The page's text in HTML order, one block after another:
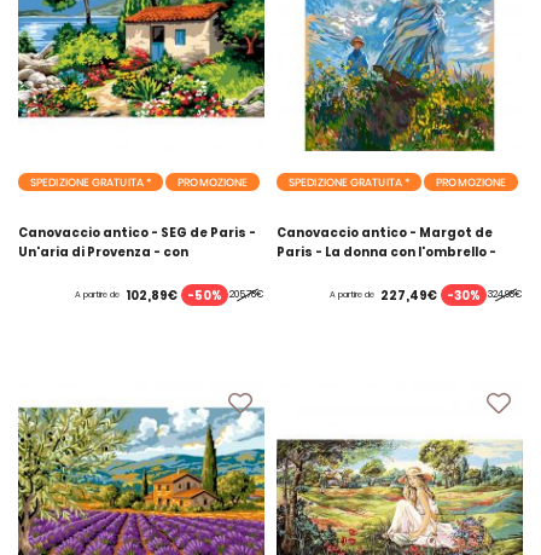
SPEDIZIONE GRATUITA * PROMOZIONE
Canovaccio antico - SEG de Paris -
Un'aria di Provenza - con
205,78€
A partire de 102,89€ -50%
SPEDIZIONE GRATUITA * PROMOZIONE
Canovaccio antico - Margot de
Paris - La donna con l'ombrello -
324,98€
A partire de 227,49€ -30%